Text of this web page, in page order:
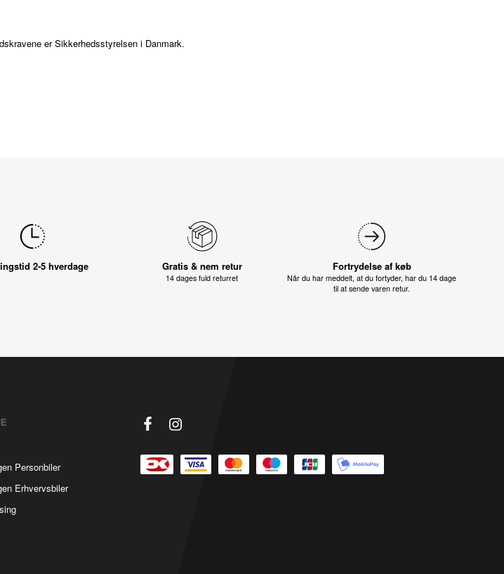
er Sikkerhedsstyrelsen i Danmark.
2-5 hverdage Gratis & nem retur
14 dages fuld returret
Fortrydelse af køb
Når du har meddelt, at du fortyder, har du 14 dage
til at sende varen retur.
Personbiler
Erhvervsbiler